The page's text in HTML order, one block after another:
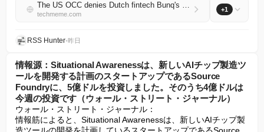
The US OCC denies Dutch fintech Bunq's application for a national bank charter, citing the need for more clarity on its business plan to expand in the US (Bloomberg)
techmeme.com
+1
RSS Hunter•昨日
情報源：Situational Awarenessは、新しいAIチップ製造ツ
ールを開発する計画のスタートアップであるSource
Foundryに、5億ドルを投資しました。そのうち4億ドルは
今週の投資です（ウォール・ストリート・ジャーナル）
ウォール・ストリート・ジャーナル：
情報筋によると、Situational Awarenessは、新しいAIチップ製